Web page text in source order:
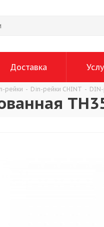
Доставка
рейки - Din-рейки CHINT -